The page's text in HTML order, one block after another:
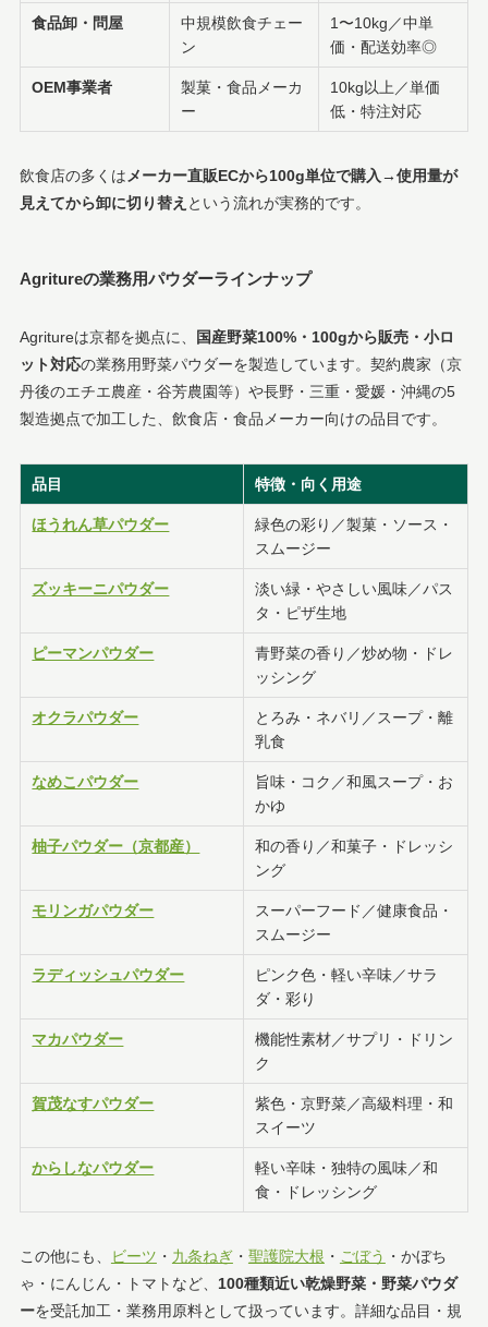
食品卸・問屋
中規模飲食チェー
ン
1〜10kg／中単
価・配送効率◎
OEM事業者
製菓・食品メーカ
ー
10kg以上／単価
低・特注対応
飲食店の多くは メーカー直販ECから100g単位で購入→使用量が
見えてから卸に切り替え という流れが実務的です。
Agritureの業務用パウダーラインナップ
Agritureは京都を拠点に、
国産野菜100%・100gから販売・小ロ
ット対応の業務用野菜パウダーを製造しています。契約農家（京
丹後のエチエ農産・谷芳農園等）や長野・三重・愛媛・沖縄の5
製造拠点で加工した、飲食店・食品メーカー向けの品目です。
品目 特徴・向く用途
ほうれん草パウダー
緑色の彩り／製菓・ソース・
スムージー
ズッキーニパウダー
淡い緑・やさしい風味／パス
タ・ピザ生地
ピーマンパウダー
青野菜の香り／炒め物・ドレ
ッシング
オクラパウダー
とろみ・ネバリ／スープ・離
乳食
なめこパウダー
旨味・コク／和風スープ・お
かゆ
柚子パウダー（京都産）
和の香り／和菓子・ドレッシ
ング
モリンガパウダー
スーパーフード／健康食品・
スムージー
ラディッシュパウダー
ピンク色・軽い辛味／サラ
ダ・彩り
マカパウダー
機能性素材／サプリ・ドリン
ク
賀茂なすパウダー
紫色・京野菜／高級料理・和
スイーツ
からしなパウダー
軽い辛味・独特の風味／和
食・ドレッシング
この他にも、 ビーツ ・ 九条ねぎ・ 聖護院大根 ・ ごぼう ・かぼち
ゃ・にんじん・トマトなど、 100種類近い乾燥野菜・野菜パウダ
ーを受託加工・業務用原料として扱っています。詳細な品目・規